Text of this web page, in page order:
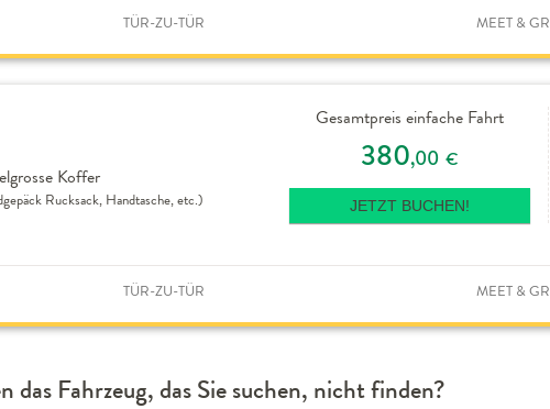
TÜR-ZU-TÜR MEET &
Koffer
Rucksack, Handtasche, etc.)
Gesamtpreis einfache Fahrt
380,00 €
JETZT BUCHEN!
TÜR-ZU-TÜR MEET &
das Fahrzeug, das Sie suchen, nicht finden?